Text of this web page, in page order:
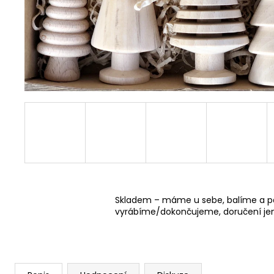
Skladem – máme u sebe, balíme a
vyrábíme/dokončujeme, doručení
DŘEVĚNÉ DOMEČKY BEZ KOMÍNKU
PŘÍRODNÍ
45 Kč